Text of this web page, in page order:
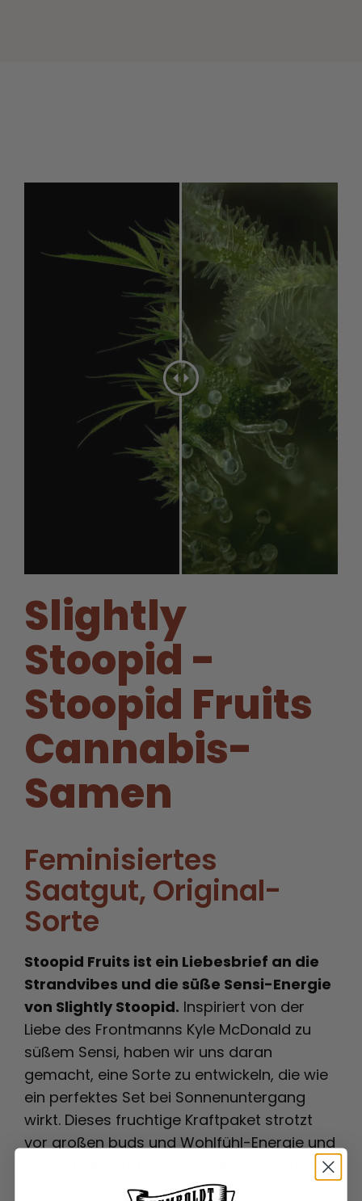
Slightly
Stoopid -
Stoopid Fruits
Cannabis-
Samen
Feminisiertes
Saatgut, Original-
Sorte
Stoopid Fruits ist ein Liebesbrief an die
Strandvibes und die süße Sensi-Energie
von Slightly Stoopid. Inspiriert von der
Liebe des Frontmanns Kyle McDonald zu
süßem Sensi, haben wir uns daran
gemacht, eine Sorte zu entwickeln, die wie
ein perfektes Set bei Sonnenuntergang
wirkt. Dieses fruchtige Kraftpaket strotzt
vor großen buds und Wohlfühl-Energie und
wächst laut und stolz, genau wie die Band.
Drehen Sie die Lautstärke auf und machen